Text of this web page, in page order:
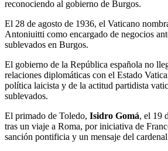
reconociendo al gobierno de Burgos.
El 28 de agosto de 1936, el Vaticano
Antoniuitti como encargado de negocios
sublevados en Burgos.
El gobierno de la República española no
relaciones diplomáticas con el Estado
política laicista y de la actitud partidista
sublevados.
El primado de Toledo, Isidro Gomá, el 19
tras un viaje a Roma, por iniciativa de
sanción pontificia y un mensaje del